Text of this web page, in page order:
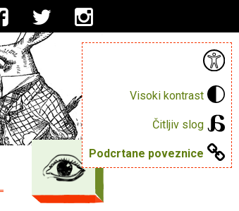
Visoki kontrast
Čitljiv slog
Podcrtane poveznice